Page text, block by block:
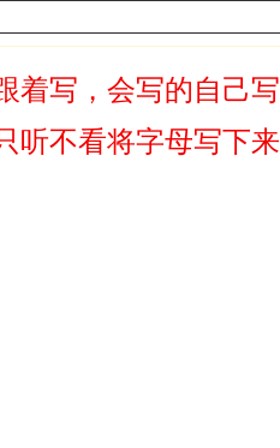
着写，会写的自己写
听不看将字母写下来